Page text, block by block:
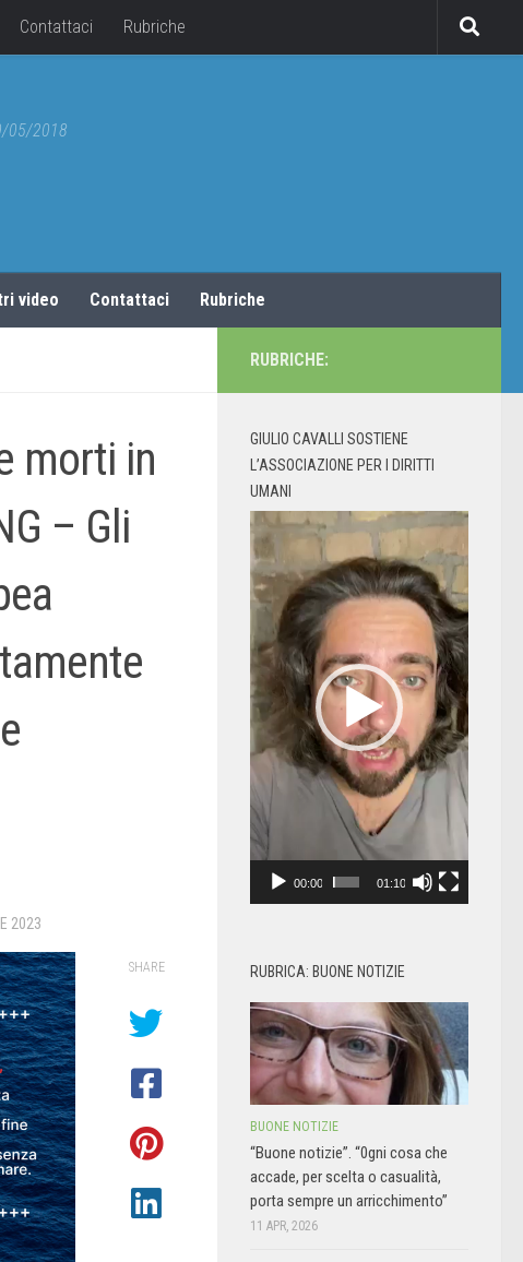
Contattaci Rubriche
05/2018
video Contattaci Rubriche
morti in
– Gli
2023
SHARE
RUBRICHE:
GIULIO CAVALLI SOSTIENE
L’ASSOCIAZIONE PER I DIRITTI
UMANI
Video
Player
00:00 01:10
RUBRICA: BUONE NOTIZIE
BUONE NOTIZIE
“Buone notizie”. “0gni cosa che
accade, per scelta o casualità,
porta sempre un arricchimento”
11 APR, 2026